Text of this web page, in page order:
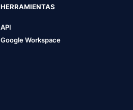
HERRAMIENTAS
API
Google Workspace